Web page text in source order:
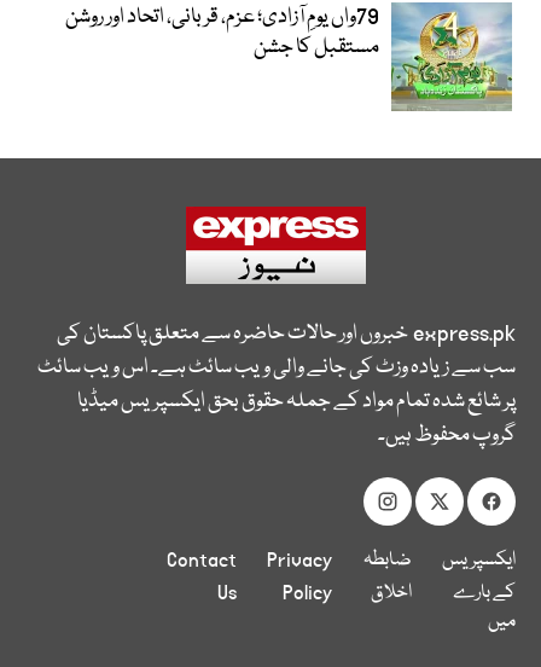
79واں یومِ آزادی؛ عزم، قربانی، اتحاد اور روشن
مستقبل کا جشن
express.pkخبروں اور حالات حاضرہ سے متعلق پاکستان کی
سب سے زیادہ وزٹ کی جانے والی ویب سائٹ ہے۔ اس ویب سائٹ
پر شائع شدہ تمام مواد کے جملہ حقوق بحق ایکسپریس میڈیا
گروپ محفوظ ہیں۔
ایکسپریس
کے بارے
میں
ضابطہ
اخلاق
Privacy
Policy
Contact
Us